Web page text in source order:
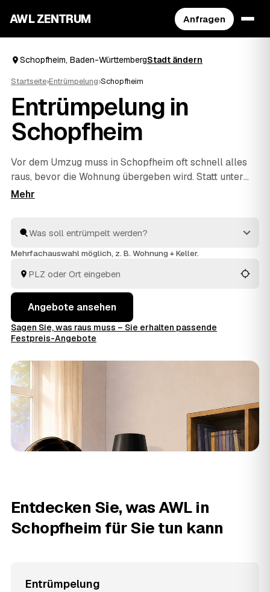
AWL ZENTRUM Anfragen
Schopfheim, Baden-WürttembergStadt ändern
Startseite›Entrümpelung›Schopfheim
Entrümpelung in
Schopfheim
Vor dem Umzug muss in Schopfheim oft schnell alles
raus, bevor die Wohnung übergeben wird. Statt unter
Zeitdruck den erstbesten Betrieb zu nehmen, stellen
WehrundRheinfelden. So vergleichen Sie Preise und
Termine, auch wenn es eilig ist. Die Profis kümmern
Mehrfachauswahl möglich, z. B. Wohnung + Keller.
Angebote ansehen
Sagen Sie, was raus muss – Sie erhalten passende
Festpreis-Angebote
Entdecken Sie, was AWL in
Schopfheim für Sie tun kann
Entrümpelung